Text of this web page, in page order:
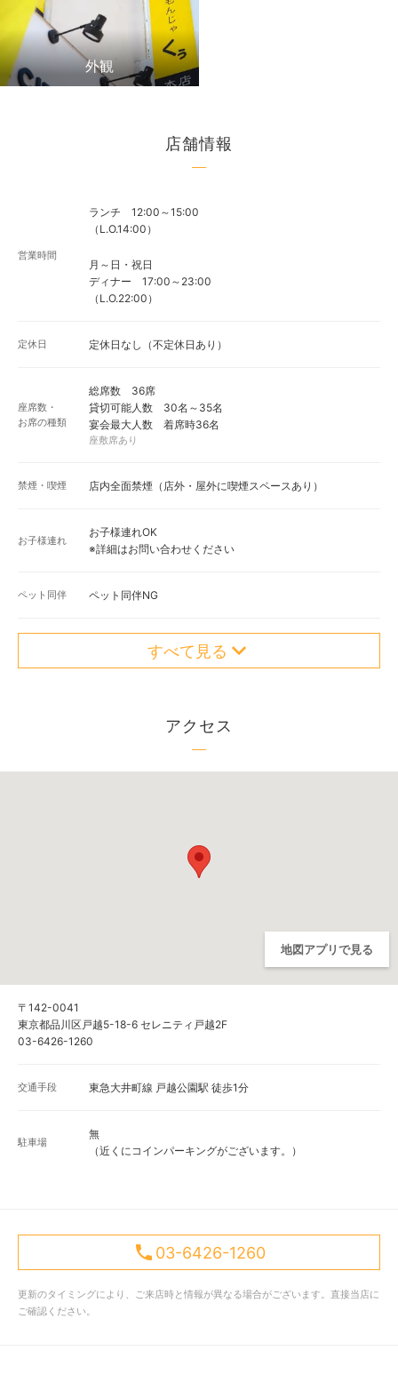
外観
店舗情報
営業時間
ランチ 12:00～15:00
（L.O.14:00）
月～日・祝日
ディナー 17:00～23:00
（L.O.22:00）
定休日 定休日なし（不定休日あり）
座席数・
お席の種類
総席数 36席
貸切可能人数 30名～35名
宴会最大人数 着席時36名
座敷席あり
禁煙・喫煙 店内全面禁煙（店外・屋外に喫煙スペースあり）
お子様連れ
お子様連れOK
※詳細はお問い合わせください
ペット同伴 ペット同伴NG
すべて見る
アクセス
地図アプリで見る
〒142-0041
東京都品川区戸越5-18-6 セレニティ戸越2F
03-6426-1260
交通手段 東急大井町線 戸越公園駅 徒歩1分
駐車場
無
（近くにコインパーキングがございます。）
03-6426-1260
更新のタイミングにより、ご来店時と情報が異なる場合がございます。直接当店に
ご確認ください。